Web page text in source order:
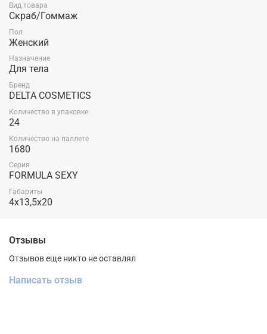
Способ применения: Массирующими круговыми движениями
нанесите небольшое количество сухого скраба на
распаренную кожу. Оставьте скраб на теле на 3 минуты.
Обильно смойте водой. Рекомендуется использовать скраб 1-2
раза в неделю.
Вид товара
Скраб/Гоммаж
Пол
Женский
Назначение
Для тела
Бренд
DELTA COSMETICS
Количество в упаковке
24
Количество на паллете
1680
Серия
FORMULA SEXY
Габариты
4x13,5x20
Отзывы
Отзывов еще никто не оставлял
Написать отзыв